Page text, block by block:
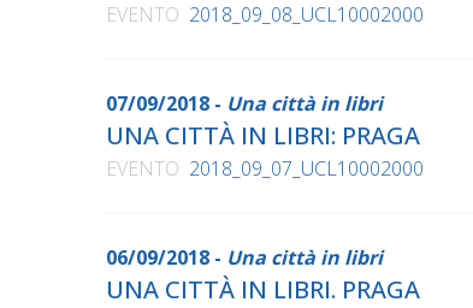
EVENTO 2018_09_08_UCL10002000
07/09/2018 - Una città in libri
UNA CITTÀ IN LIBRI: PRAGA
EVENTO 2018_09_07_UCL10002000
06/09/2018 - Una città in libri
UNA CITTÀ IN LIBRI. PRAGA